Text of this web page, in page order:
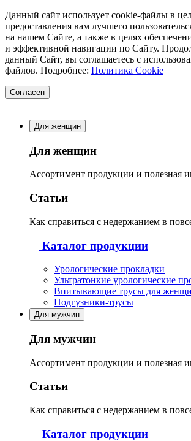
Данный сайт использует cookie-файлы в
предоставления вам лучшего
на нашем Сайте, а также в целях
и эффективной навигации по Сайту.
данный Сайт, вы соглашаетесь с
файлов. Подробнее: Политика Cookie
Согласен
Для женщин
Для женщин
Ассортимент продукции и полезная
Статьи
Как справиться с недержанием в
Каталог продукции
Урологические прокладки
Ультратонкие урологические
Впитывающие трусы для
Подгузники-трусы
Для мужчин
Для мужчин
Ассортимент продукции и полезная
Статьи
Как справиться с недержанием в
Каталог продукции